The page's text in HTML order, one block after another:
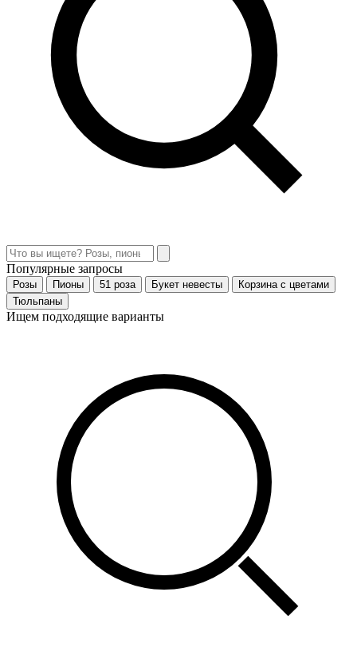
Популярные запросы
Розы Пионы 51 роза Букет невесты
Корзина с цветами
Тюльпаны
Ищем подходящие варианты